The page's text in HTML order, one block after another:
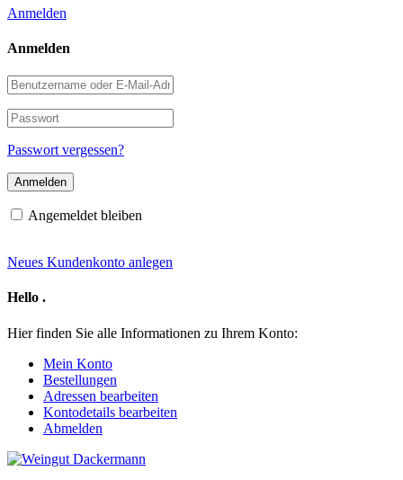
Anmelden
Anmelden
Benutzername
oder
E-
Mail-
Adresse
Passwort
Passwort vergessen?
Angemeldet bleiben
Neues Kundenkonto anlegen
Hello .
Hier finden Sie alle Informationen zu Ihrem Konto:
Mein Konto
Bestellungen
Adressen bearbeiten
Kontodetails bearbeiten
Abmelden